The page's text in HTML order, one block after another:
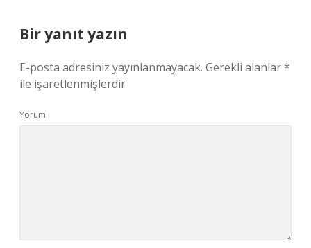
Bir yanıt yazın
E-posta adresiniz yayınlanmayacak. Gerekli alanlar*
ile işaretlenmişlerdir
Yorum